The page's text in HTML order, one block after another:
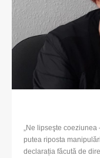
„Ne lipseşte coeziunea
putea riposta
declarația făcută de